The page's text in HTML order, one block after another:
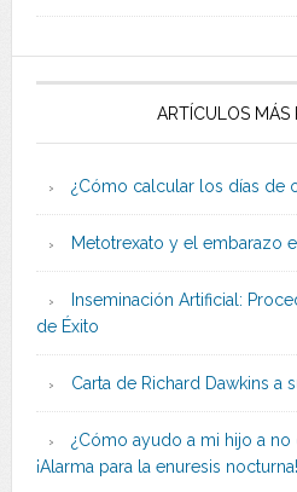
ARTÍCULOS MÁS
¿Cómo calcular los días de
Metotrexato y el embarazo
Inseminación Artificial:
de Éxito
Carta de Richard Dawkins a
¿Cómo ayudo a mi hijo a no
¡Alarma para la enuresis nocturna!